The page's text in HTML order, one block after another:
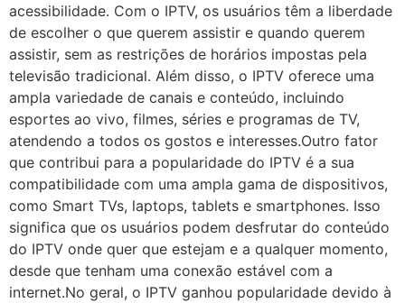
acessibilidade. Com o IPTV, os usuários têm a liberdade
de escolher o que querem assistir e quando querem
assistir, sem as restrições de horários impostas pela
televisão tradicional. Além disso, o IPTV oferece uma
ampla variedade de canais e conteúdo, incluindo
esportes ao vivo, filmes, séries e programas de TV,
atendendo a todos os gostos e interesses.Outro fator
que contribui para a popularidade do IPTV é a sua
compatibilidade com uma ampla gama de dispositivos,
como Smart TVs, laptops, tablets e smartphones. Isso
significa que os usuários podem desfrutar do conteúdo
do IPTV onde quer que estejam e a qualquer momento,
desde que tenham uma conexão estável com a
internet.No geral, o IPTV ganhou popularidade devido à